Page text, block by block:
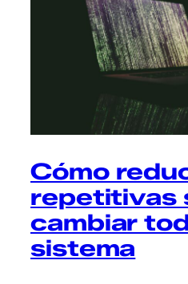
Cómo
repetitivas
cambiar
sistema